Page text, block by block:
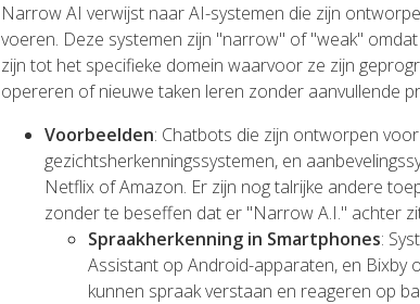
Narrow AI verwijst naar AI-systemen die zijn
voeren. Deze systemen zijn "narrow" of "weak"
zijn tot het specifieke domein waarvoor ze zijn
opereren of nieuwe taken leren zonder aanvullende
Voorbeelden: Chatbots die zijn ontworpen
gezichtsherkenningssystemen, en
Netflix of Amazon. Er zijn nog talrijke andere
zonder te beseffen dat er "Narrow A.I." achter
Spraakherkenning in Smartphones:
Assistant op Android-apparaten, en Bixby
kunnen spraak verstaan en reageren op